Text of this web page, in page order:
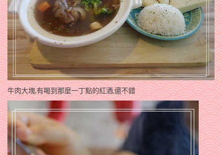
牛肉大塊,有喝到那麼一丁點的紅酒,還不錯